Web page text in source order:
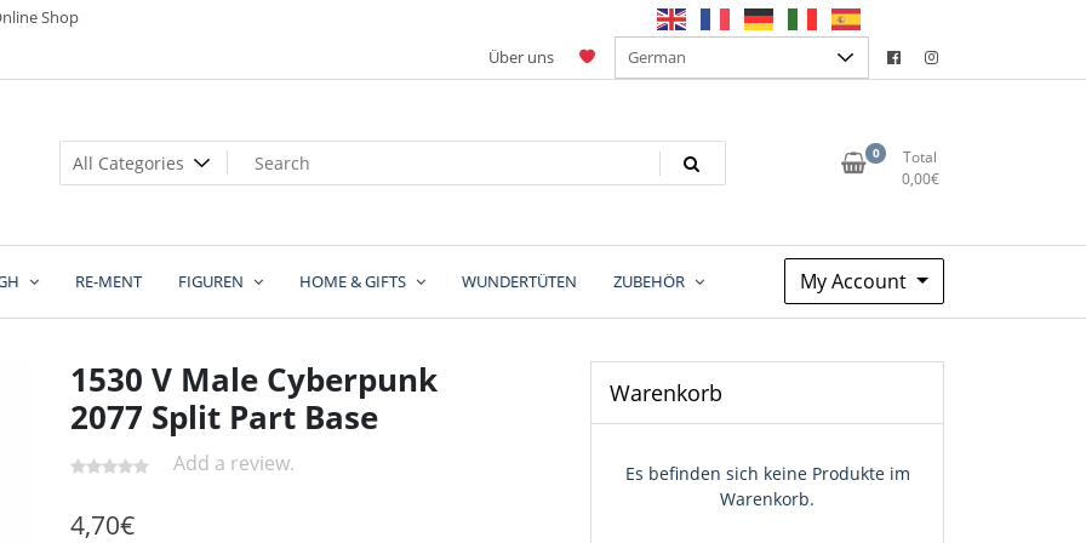
Shop
Über uns
0
Total
0,00€
RE-MENT FIGUREN HOME & GIFTS WUNDERTÜTEN ZUBEHÖR My Account
1530 V Male Cyberpunk
2077 Split Part Base
Add a review.
4,70€
Warenkorb
Es befinden sich keine Produkte im
Warenkorb.